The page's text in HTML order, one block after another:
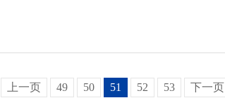
上一页 49 50 51 52 53 下一页